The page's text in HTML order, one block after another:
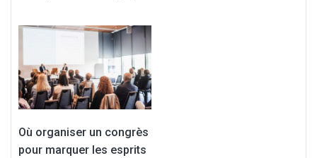
Où organiser un congrès
pour marquer les esprits